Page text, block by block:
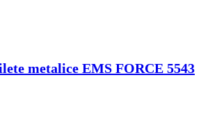
metalice EMS FORCE 5543